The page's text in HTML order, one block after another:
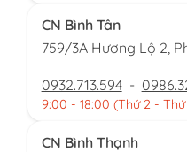
CN Bình Tân
759/3A Hương Lộ 2,
0932.713.594 -
9:00 - 18:00 (Thứ 2 - Thứ
CN Bình Thạnh